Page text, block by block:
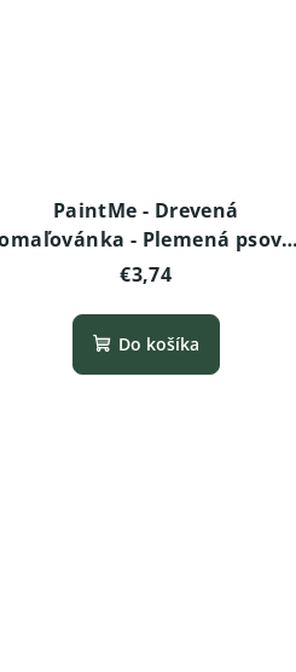
PaintMe - Drevená
- Plemená psov -
Americký stafordšírsky teriér
€3,74
Do košíka